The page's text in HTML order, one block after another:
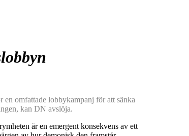
omfattade lobbykampanj för att sänka
kan DN avslöja.
är en emergent konsekvens av ett